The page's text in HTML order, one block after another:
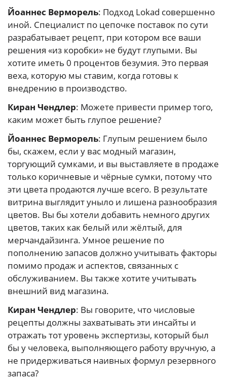
Йоаннес Верморель: Подход Lokad совершенно
иной. Специалист по цепочке поставок по сути
разрабатывает рецепт, при котором все ваши
решения «из коробки» не будут глупыми. Вы
хотите иметь 0 процентов безумия. Это первая
веха, которую мы ставим, когда готовы к
внедрению в производство.
Киран Чендлер: Можете привести пример того,
каким может быть глупое решение?
Йоаннес Верморель: Глупым решением было
бы, скажем, если у вас модный магазин,
торгующий сумками, и вы выставляете в продаже
только коричневые и чёрные сумки, потому что
эти цвета продаются лучше всего. В результате
витрина выглядит уныло и лишена разнообразия
цветов. Вы бы хотели добавить немного других
цветов, таких как белый или жёлтый, для
мерчандайзинга. Умное решение по
пополнению запасов должно учитывать факторы
помимо продаж и аспектов, связанных с
обслуживанием. Вы также хотите учитывать
внешний вид магазина.
Киран Чендлер: Вы говорите, что числовые
рецепты должны захватывать эти инсайты и
отражать тот уровень экспертизы, который был
бы у человека, выполняющего работу вручную, а
не придерживаться наивных формул резервного
запаса?